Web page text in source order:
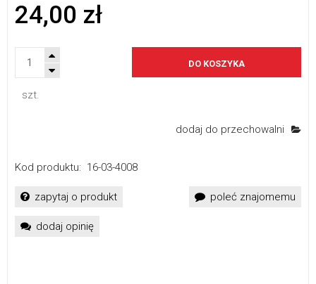
24,00 zł
szt.
DO KOSZYKA
dodaj do przechowalni
Kod produktu: 16-03-4008
zapytaj o produkt poleć znajomemu
dodaj opinię